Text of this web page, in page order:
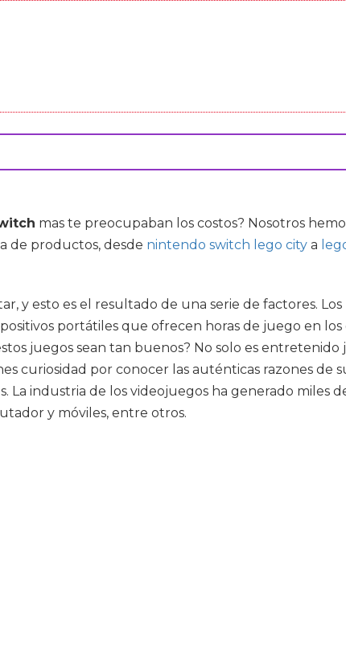
mas te preocupaban los costos? Nosotros
de productos, desde nintendo switch lego city a
y esto es el resultado de una serie de factores.
portátiles que ofrecen horas de juego en
juegos sean tan buenos? No solo es
curiosidad por conocer las auténticas razones de
industria de los videojuegos ha generado miles
y móviles, entre otros.